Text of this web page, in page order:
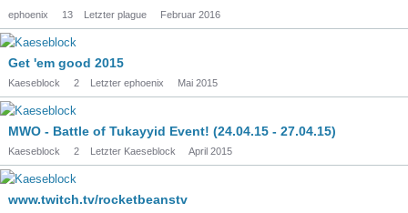
ephoenix 13 Letzter plague Februar 2016
Get 'em good 2015
Kaeseblock 2 Letzter ephoenix Mai 2015
MWO - Battle of Tukayyid Event! (24.04.15 - 27.04.15)
Kaeseblock 2 Letzter Kaeseblock April 2015
www.twitch.tv/rocketbeanstv